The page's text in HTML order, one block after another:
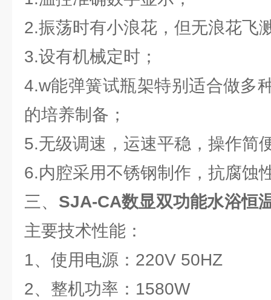
2.振荡时有小浪花，但无浪花飞
3.设有机械定时；
4.w能弹簧试瓶架特别适合做多
的培养制备；
5.无级调速，运速平稳，操作简
6.内腔采用不锈钢制作，抗腐蚀
三、 SJA-CA数显双功能水浴恒
主要技术性能：
1、使用电源：220V 50HZ
2、整机功率：1580W